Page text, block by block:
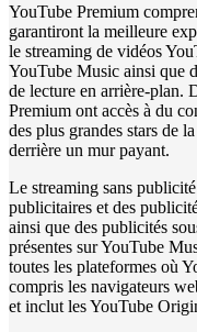
YouTube Premium
garantiront la meilleure
le streaming de vidéos
YouTube Music ainsi que
de lecture en arrière-plan.
Premium ont accès à du
des plus grandes stars de
derrière un mur payant.
Le streaming sans
publicitaires et des
ainsi que des publicités
présentes sur YouTube
toutes les plateformes où
compris les navigateurs
et inclut les YouTube